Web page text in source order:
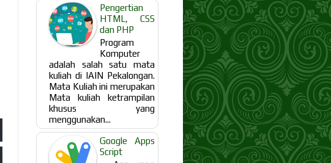
Pengertian
HTML, CSS
dan PHP
Program
Komputer
adalah salah satu mata
kuliah di IAIN Pekalongan.
Mata Kuliah ini merupakan
Mata kuliah ketrampilan
khusus yang
menggunakan...
Google Apps
Script